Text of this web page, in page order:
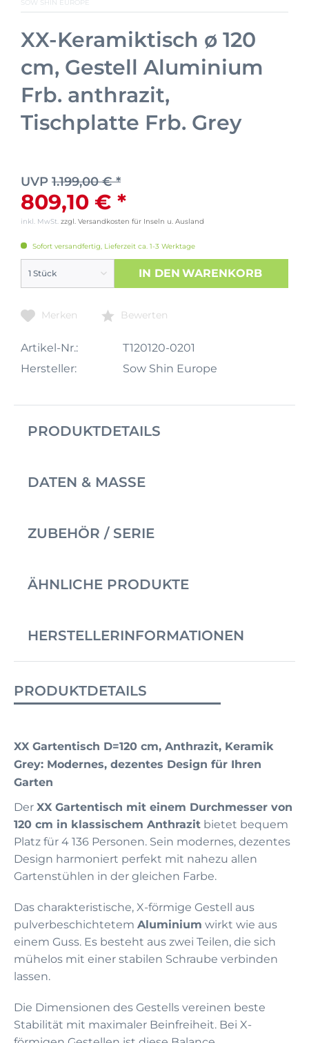
SOW SHIN EUROPE
XX-Keramiktisch ø 120
cm, Gestell Aluminium
Frb. anthrazit,
Tischplatte Frb. Grey
UVP 1.199,00 € *
809,10 € *
inkl. MwSt. zzgl. Versandkosten für Inseln u. Ausland
Sofort versandfertig, Lieferzeit ca. 1-3 Werktage
IN DEN WARENKORB
Merken Bewerten
Artikel-Nr.:
T120120-0201
Hersteller:
Sow Shin Europe
PRODUKTDETAILS
DATEN & MASSE
ZUBEHÖR / SERIE
ÄHNLICHE PRODUKTE
HERSTELLERINFORMATIONEN
PRODUKTDETAILS
XX Gartentisch D=120 cm, Anthrazit, Keramik
Grey: Modernes, dezentes Design für Ihren
Garten
Der XX Gartentisch mit einem Durchmesser von
120 cm in klassischem Anthrazit bietet bequem
Platz für 4 136 Personen. Sein modernes, dezentes
Design harmoniert perfekt mit nahezu allen
Gartenstühlen in der gleichen Farbe.
Das charakteristische, X-förmige Gestell aus
pulverbeschichtetem Aluminium wirkt wie aus
einem Guss. Es besteht aus zwei Teilen, die sich
mühelos mit einer stabilen Schraube verbinden
lassen.
Die Dimensionen des Gestells vereinen beste
Stabilität mit maximaler Beinfreiheit. Bei X-